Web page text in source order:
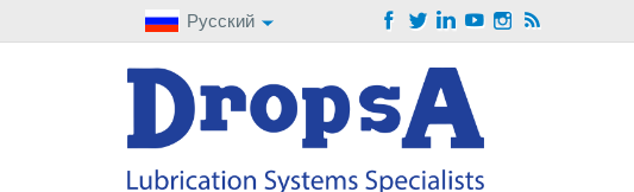
Русский